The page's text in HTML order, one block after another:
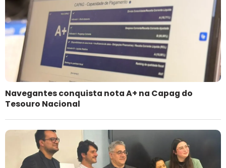
Navegantes conquista nota A+ na Capag do
Tesouro Nacional